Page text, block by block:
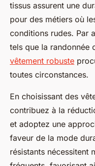
tissus assurent une
pour des métiers où
conditions rudes. Par
tels que la randonnée
vêtement robuste
toutes circonstances.
En choisissant des
contribuez à la
et adoptez une
faveur de la mode
résistants nécessitent